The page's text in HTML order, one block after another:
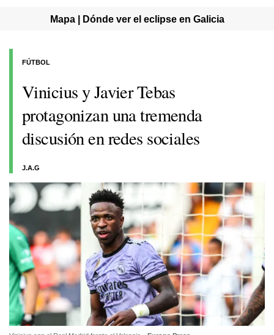
Mapa | Dónde ver el eclipse en Galicia
Vinicius y Javier Tebas
protagonizan una tremenda
discusión en redes sociales
J.A.G
FÚTBOL